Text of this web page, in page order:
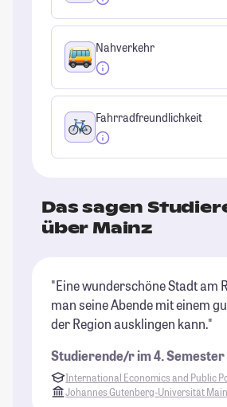
Nahverkehr
Fahrradfreundlichkeit
Das sagen
über Mainz
"Eine wunderschöne Stadt am
man seine Abende mit einem
der Region ausklingen kann."
Studierende/r im 4. Semester
International Economics and Public
Johannes Gutenberg-Universität